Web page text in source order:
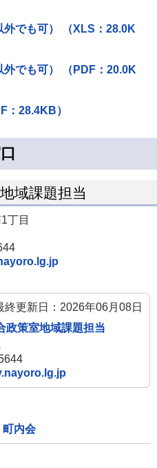
外でも可） （XLS：28.0K
外でも可） （PDF：20.0K
：28.4KB）
域課題担当
丁目
終更新日：2026年06月08日
政策室地域課題担当
町内会